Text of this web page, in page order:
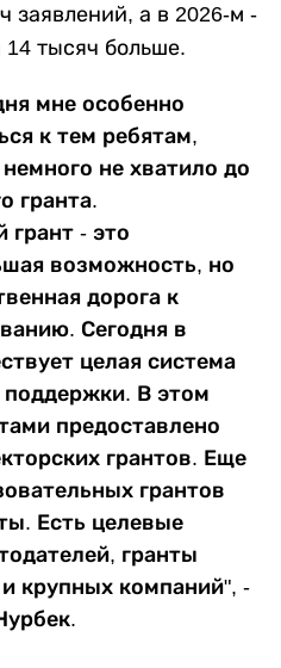
заявлений, а в 2026-м -
тысяч больше.
мне особенно
к тем ребятам,
не хватило до
гранта.
грант - это
возможность, но
дорога к
Сегодня в
целая система
В этом
предоставлено
грантов. Еще
грантов
Есть целевые
гранты
крупных компаний", -